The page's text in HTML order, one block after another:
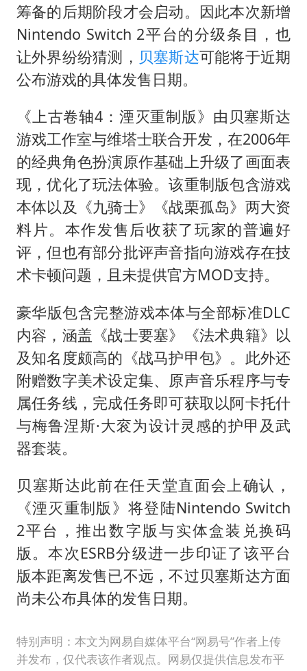
筹备的后期阶段才会启动。因此本次新增
Nintendo Switch 2平台的分级条目，也
让外界纷纷猜测， 贝塞斯达可能将于近期
公布游戏的具体发售日期。
《上古卷轴4：湮灭重制版》由贝塞斯达
游戏工作室与维塔士联合开发，在2006年
的经典角色扮演原作基础上升级了画面表
现，优化了玩法体验。该重制版包含游戏
本体以及《九骑士》《战栗孤岛》两大资
料片。本作发售后收获了玩家的普遍好
评，但也有部分批评声音指向游戏存在技
术卡顿问题，且未提供官方MOD支持。
豪华版包含完整游戏本体与全部标准DLC
内容，涵盖《战士要塞》《法术典籍》以
及知名度颇高的《战马护甲包》。此外还
附赠数字美术设定集、原声音乐程序与专
属任务线，完成任务即可获取以阿卡托什
与梅鲁涅斯·大衮为设计灵感的护甲及武
器套装。
贝塞斯达此前在任天堂直面会上确认，
《湮灭重制版》将登陆Nintendo Switch
2平台，推出数字版与实体盒装兑换码
版。本次ESRB分级进一步印证了该平台
版本距离发售已不远，不过贝塞斯达方面
尚未公布具体的发售日期。
特别声明：本文为网易自媒体平台“网易号”作者上传
并发布，仅代表该作者观点。网易仅提供信息发布平